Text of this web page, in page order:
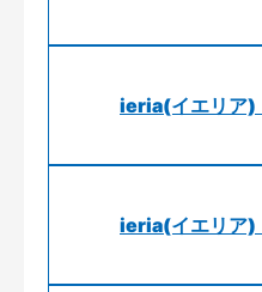
ieria(イエリア)
ieria(イエリア)